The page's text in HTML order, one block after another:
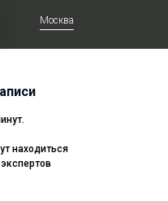
Москва
находиться